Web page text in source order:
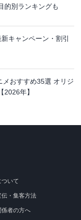
的別ランキングも
キャンペーン・割引
メおすすめ35選 オリジ
年】
ついて
伝・集客方法
係者の方へ